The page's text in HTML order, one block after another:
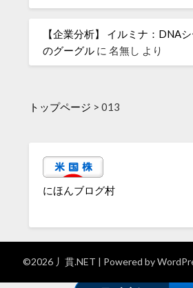
【企業分析】 イルミナ：DNA
のグーグル に名無し より
トップページ >013
にほんブログ村
©2026 丿貫.NET | Powered by